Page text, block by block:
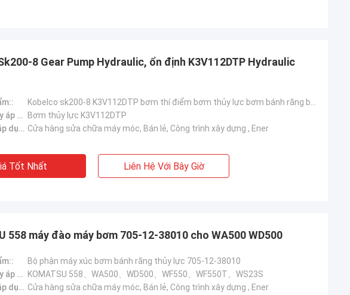
8 Gear Pump Hydraulic, ổn định K3V112DTP Hydraulic
Mô hình máy áp dụng::
Bơm thủy lực K3V112DTP
Các ngành áp dụng：: Cửa hàng sửa chữa máy móc, Bán lẻ, Công trình xây dựng , Ener
Tốt Nhất Liên Hệ Với Bây Giờ
558 máy đào máy bơm 705-12-38010 cho WA500 WD500
Bộ phận máy xúc bơm bánh răng thủy lực 705-12-38010
Mô hình máy áp dụng::
KOMATSU 558、WA500、WD500、WF550、WF550T、WS23S
Các ngành áp dụng：: Cửa hàng sửa chữa máy móc, Bán lẻ, Công trình xây dựng , Ener